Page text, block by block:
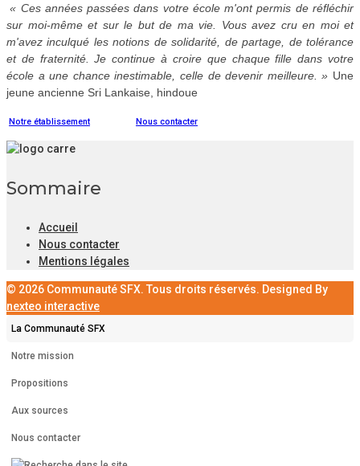
« Ces années passées dans votre école m'ont permis de réfléchir
sur moi-même et sur le but de ma vie. Vous avez cru en moi et
m'avez inculqué les notions de solidarité, de partage, de tolérance
et de fraternité. Je continue à croire que chaque fille dans votre
école a une chance inestimable, celle de devenir meilleure. » Une
jeune ancienne Sri Lankaise, hindoue
Notre établissement Nous contacter
Sommaire
Accueil
Nous contacter
Mentions légales
© 2026 Communauté SFX. Tous droits réservés. Designed By
nexteo interactive
La Communauté SFX
Notre mission
Propositions
Aux sources
Nous contacter